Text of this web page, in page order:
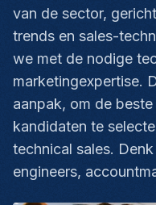
van de sector,
trends en sales-
we met de nodige
marketingexpertise.
aanpak, om de
kandidaten te
technical sales.
engineers,